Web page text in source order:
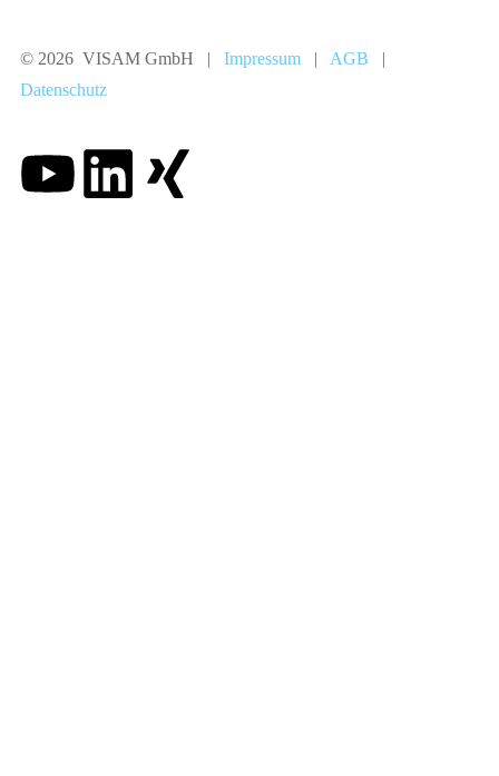
© 2026 VISAM GmbH | Impressum | AGB |
Datenschutz